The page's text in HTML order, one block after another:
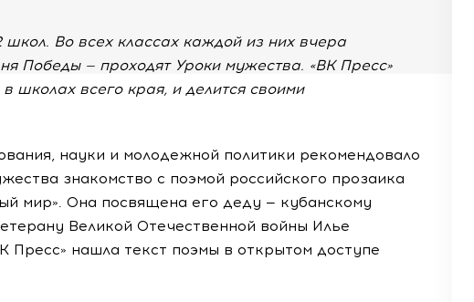
школ. Во всех классах каждой из них вчера
Победы — проходят Уроки мужества. «ВК Пресс»
школах всего края, и делится своими
науки и молодежной политики рекомендовало
знакомство с поэмой российского прозаика
мир». Она посвящена его деду — кубанскому
Великой Отечественной войны Илье
Пресс» нашла текст поэмы в открытом доступе